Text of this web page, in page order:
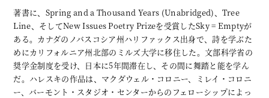
著書に、 Spring and a Thousand Years (Unabridged)
Tree
Line 、そしてNew Issues Poetry Prizeを受賞したSky = Emptyが
ある。カナダのノバスコシア州ハリファックス出身で、詩を学ぶた
めにカリフォルニア州北部のミルズ大学に移住した。文部科学省の
奨学金制度を受け、日本に5年間滞在し、その間に舞踏と能を学ん
だ。ハレスキの作品は、マクダウェル・コロニー、ミレイ・コロニ
ー、バーモント・スタジオ・センターからのフェローシップによっ